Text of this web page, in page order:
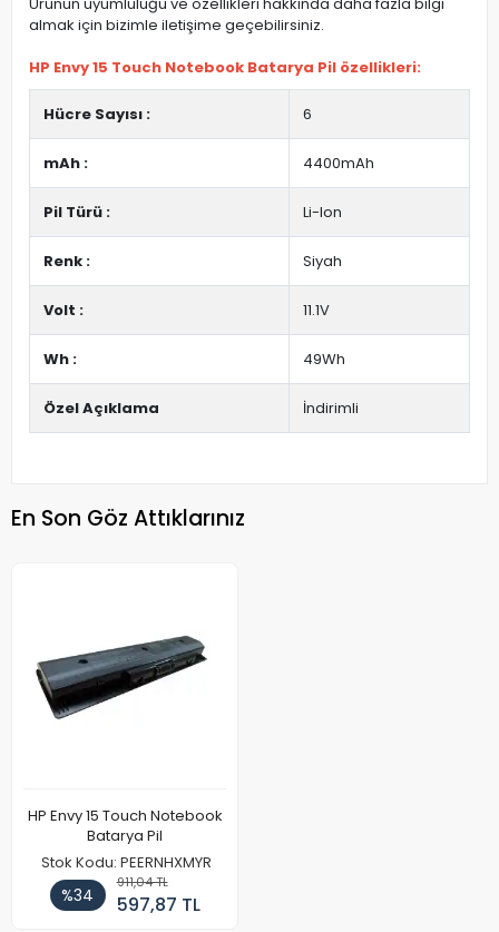
almak için bizimle iletişime geçebilirsiniz.
HP Envy 15 Touch Notebook Batarya Pil özellikleri:
Hücre Sayısı : 6
mAh : 4400mAh
Pil Türü : Li-Ion
Renk : Siyah
Volt : 11.1V
Wh : 49Wh
Özel Açıklama İndirimli
En Son Göz Attıklarınız
HP Envy 15 Touch Notebook
Batarya Pil
Stok Kodu: PEERNHXMYR
%34
911,04 TL
597,87 TL